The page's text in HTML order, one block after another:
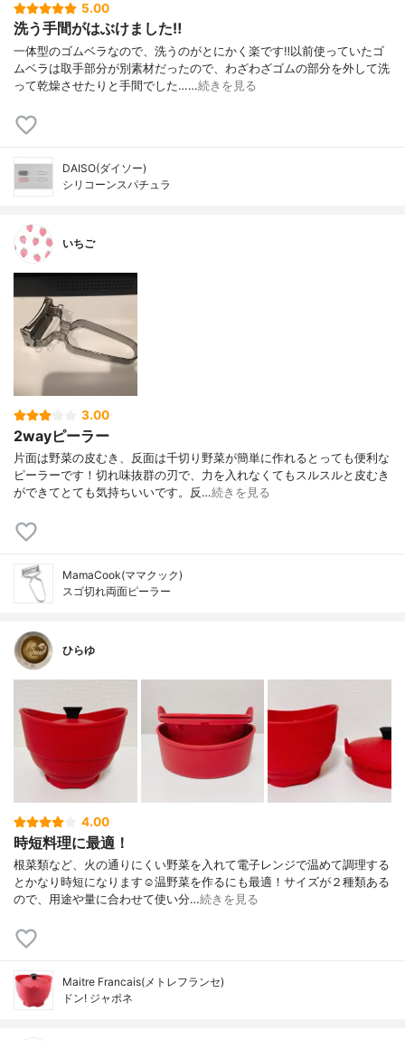
5.00
洗う手間がはぶけました‼︎
一体型のゴムベラなので、洗うのがとにかく楽です‼︎以前使っていたゴ
ムベラは取手部分が別素材だったので、わざわざゴムの部分を外して洗
って乾燥させたりと手間でした……続きを見る
DAISO(ダイソー)
シリコーンスパチュラ
いちご
3.00
2wayピーラー
片面は野菜の皮むき、反面は千切り野菜が簡単に作れるとっても便利な
ピーラーです！切れ味抜群の刃で、力を入れなくてもスルスルと皮むき
ができてとても気持ちいいです。反…続きを見る
MamaCook(ママクック)
スゴ切れ両面ピーラー
ひらゆ
4.00
時短料理に最適！
根菜類など、火の通りにくい野菜を入れて電子レンジで温めて調理する
とかなり時短になります☺️温野菜を作るにも最適！サイズが２種類ある
ので、用途や量に合わせて使い分…続きを見る
Maitre Francais(メトレフランセ)
ドン! ジャポネ